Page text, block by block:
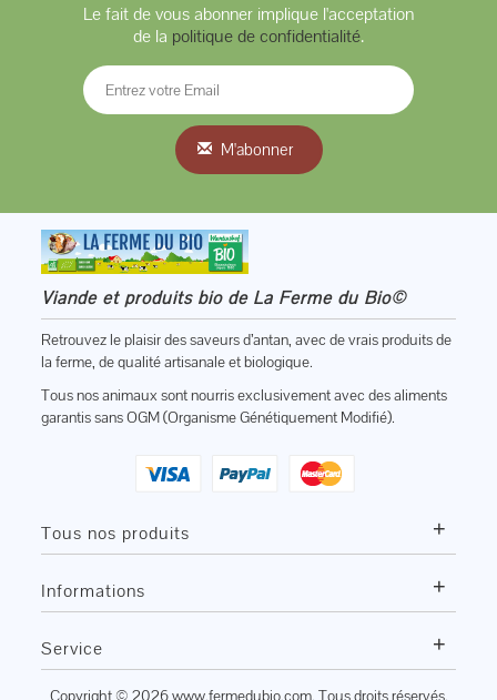
Le fait de vous abonner implique l'acceptation
de la politique de confidentialité.
M'abonner
Viande et produits bio de La Ferme du Bio©
Retrouvez le plaisir des saveurs d’antan, avec de vrais produits de
la ferme, de qualité artisanale et biologique.
Tous nos animaux sont nourris exclusivement avec des aliments
garantis sans OGM (Organisme Génétiquement Modifié).
Tous nos produits +
Informations +
Service +
Copyright © 2026www.fermedubio.com. Tous droits réservés.